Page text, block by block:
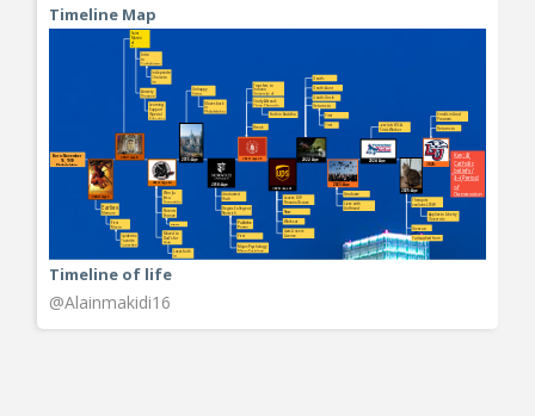
Timeline Map
Timeline of life
@Alainmakidi16